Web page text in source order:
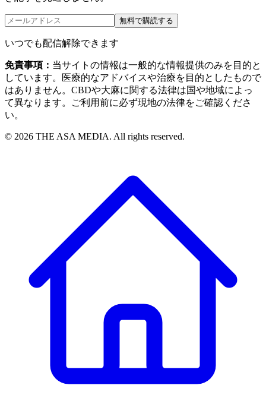
無料で購読する
いつでも配信解除できます
免責事項： 当サイトの情報は一般的な情報提供のみを目的と
しています。医療的なアドバイスや治療を目的としたもので
はありません。CBDや大麻に関する法律は国や地域によっ
て異なります。ご利用前に必ず現地の法律をご確認くださ
い。
© 2026 THE ASA MEDIA. All rights reserved.